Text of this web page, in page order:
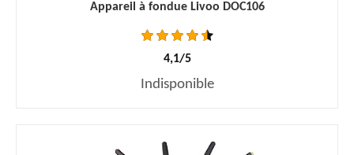
Appareil à fondue Livoo DOC106
4,1/5
Indisponible